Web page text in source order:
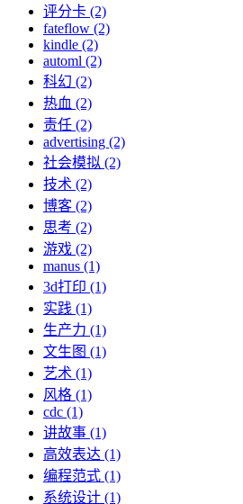
评分卡 (2)
fateflow (2)
kindle (2)
automl (2)
科幻 (2)
热血 (2)
责任 (2)
advertising (2)
社会模拟 (2)
技术 (2)
博客 (2)
思考 (2)
游戏 (2)
manus (1)
3d打印 (1)
实践 (1)
生产力 (1)
文生图 (1)
艺术 (1)
风格 (1)
cdc (1)
讲故事 (1)
高效表达 (1)
编程范式 (1)
系统设计 (1)